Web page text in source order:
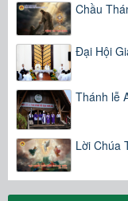
Chầu
Đại Hội
Thánh lễ
Lời Chúa